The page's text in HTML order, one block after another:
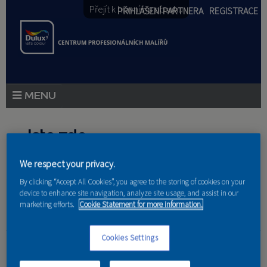
Přejít k hlavnímu obsahu
PŘIHLÁŠENÍ PARTNERA REGISTRACE
AKCE A NOVINKY
Jste zde
Domů»Partneri
Ing. Eva Eichlerová
We respect your privacy.
By clicking “Accept All Cookies”, you agree to the storing of cookies on your
device to enhance site navigation, analyze site usage, and assist in our
marketing efforts. Cookie Statement for more information.
Cookies Settings